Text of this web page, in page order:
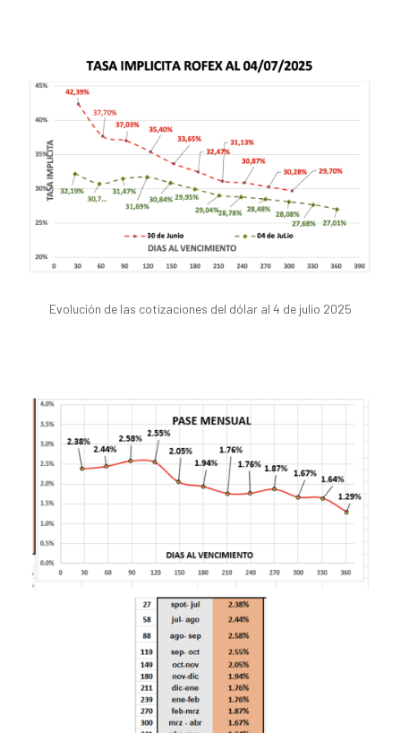
Evolución de las cotizaciones del dólar al 4 de julio 2025